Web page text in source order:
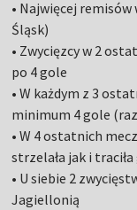
• Najwięcej
Śląsk)
• Zwycięzcy w 2
po 4 gole
• W każdym z 3
minimum 4 gole
• W 4 ostatnich
strzelała jak i
• U siebie 2
Jagiellonią